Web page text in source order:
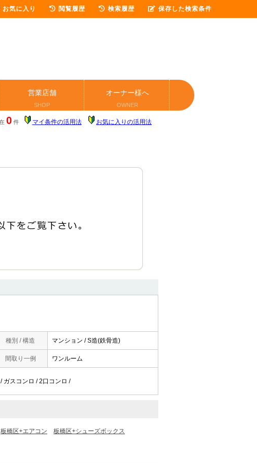
営業店舗
SHOP
オーナー様へ
OWNER
0 件 マイ条件の活用法 お気に入りの活用法
種別 / 構造 マンション / S造(鉄骨造)
間取り一例 ワンルーム
ガスコンロ / 2口コンロ /
板橋区+エアコン 板橋区+シューズボックス
お気に入り 閲覧履歴 検索履歴 保存した検索条件